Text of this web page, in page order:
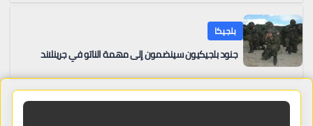
بلجيكا
جنود بلجيكيون سينضمون إلى مهمة الناتو في جرينلاند